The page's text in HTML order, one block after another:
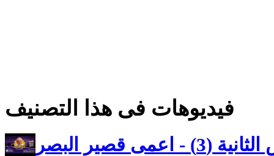
فيديوهات فى هذا التصنيف
كنوز مخفيه رسالة بطرس الثانية (3) - اعمى قصير البصر